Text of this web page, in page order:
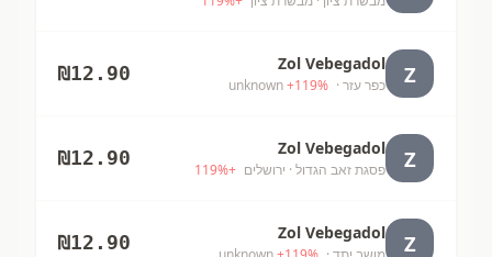
Z
Zol Vebegadol
כפר עזר · unknown
+119%
₪12.90
Z
Zol Vebegadol
פסגת זאב הגדול · ירושלים +
119%
₪12.90
Z
Zol Vebegadol
₪12.90